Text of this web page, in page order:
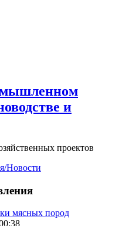
проектов
Новости
мясных пород